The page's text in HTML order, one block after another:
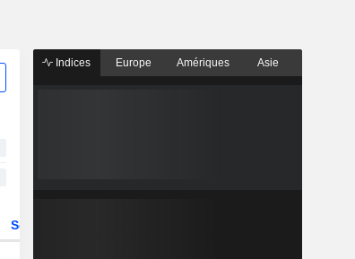
Secteur
Indices Europe Amériques Asie